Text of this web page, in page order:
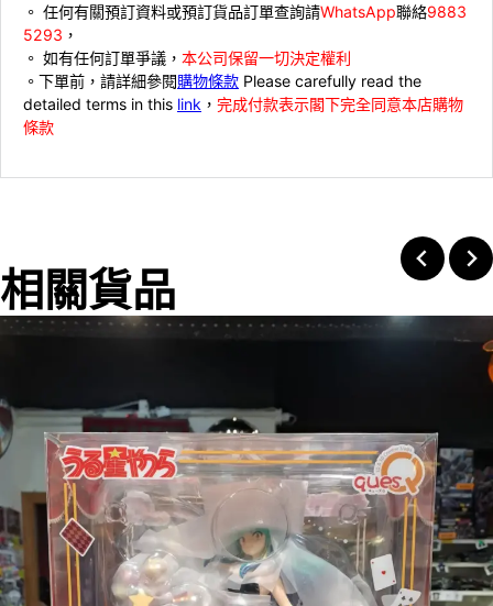
。 ⁠⁠任何有關預訂資料或預訂貨品訂單查詢請WhatsApp聯絡9883
5293 ，
。 ⁠如有任何訂單爭議， 本公司保留一切決定權利
。下單前，請詳細參閱購物條款 Please carefully read the
detailed terms in this link ， 完成付款表示閣下完全同意本店購物
條款
相關貨品